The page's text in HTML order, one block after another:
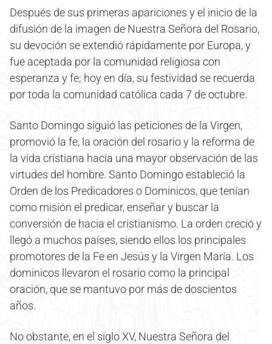
Después de sus primeras apariciones y el inicio de la
difusión de la imagen de Nuestra Señora del Rosario,
su devoción se extendió rápidamente por Europa, y
fue aceptada por la comunidad religiosa con
esperanza y fe; hoy en día, su festividad se recuerda
por toda la comunidad católica cada 7 de octubre.
Santo Domingo siguió las peticiones de la Virgen,
promovió la fe, la oración del rosario y la reforma de
la vida cristiana hacia una mayor observación de las
virtudes del hombre. Santo Domingo estableció la
Orden de los Predicadores o Dominicos, que tenían
como misión el predicar, enseñar y buscar la
conversión de hacia el cristianismo. La orden creció y
llegó a muchos países, siendo ellos los principales
promotores de la Fe en Jesús y la Virgen María. Los
dominicos llevaron el rosario como la principal
oración, que se mantuvo por más de doscientos
años.
No obstante, en el siglo XV, Nuestra Señora del